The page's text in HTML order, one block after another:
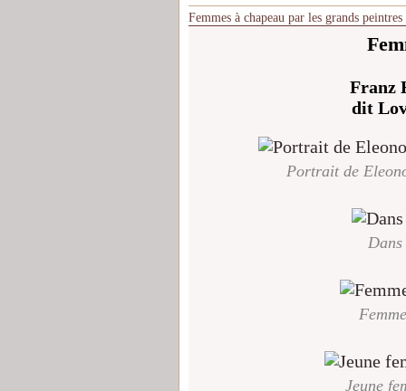
Femmes à chapeau par les grands
Franz
dit
Portrait de
Jeune